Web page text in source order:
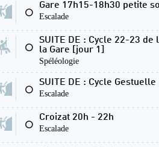
⚪
Gare 17h15-18h30 petite
Escalade
⚪
SUITE DE : Cycle 22-23 de
la Gare [jour 1]
Spéléologie
⚪
SUITE DE : Cycle Gestuelle
Escalade
⚪
Croizat 20h - 22h
Escalade